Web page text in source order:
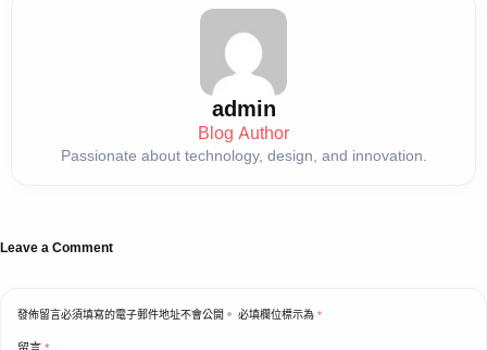
admin
Blog Author
Passionate about technology, design, and innovation.
Leave a Comment
發佈留言必須填寫的電子郵件地址不會公開。 必填欄位標示為 *